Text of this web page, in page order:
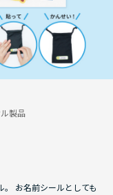
製品
お名前シールとしても